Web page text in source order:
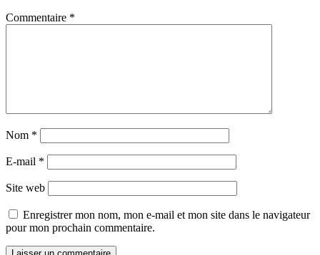
Commentaire *
Nom *
E-mail *
Site web
Enregistrer mon nom, mon e-mail et mon site dans le navigateur
pour mon prochain commentaire.